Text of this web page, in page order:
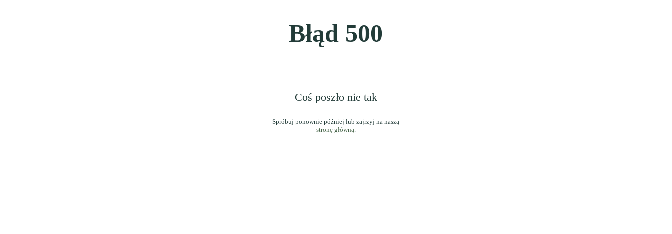
Błąd 500
Coś poszło nie tak
stronę główną.